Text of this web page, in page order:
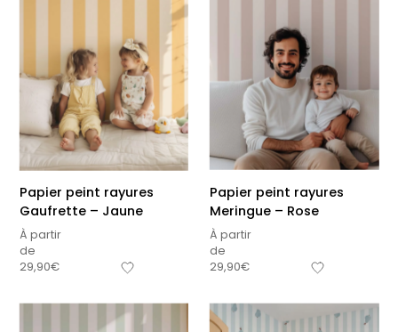
Papier peint rayures
Gaufrette – Jaune
À partir
de
29,90€
Papier peint rayures
Meringue – Rose
À partir
de
29,90€